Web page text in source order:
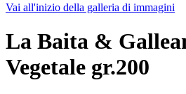
Vai all'inizio della galleria di immagini
La Baita &
Vegetale gr.200